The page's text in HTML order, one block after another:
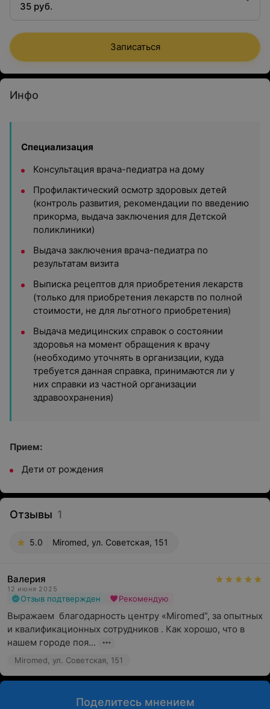
35 руб.
Записаться
Инфо
Специализация
Консультация врача-педиатра на дому
Профилактический осмотр здоровых детей
(контроль развития, рекомендации по введению
прикорма, выдача заключения для Детской
поликлиники)
Выдача заключения врача-педиатра по
результатам визита
Выписка рецептов для приобретения лекарств
(только для приобретения лекарств по полной
стоимости, не для льготного приобретения)
Выдача медицинских справок о состоянии
здоровья на момент обращения к врачу
(необходимо уточнять в организации, куда
требуется данная справка, принимаются ли у
них справки из частной организации
здравоохранения)
Прием:
Дети от рождения
Отзывы 1
5.0 Miromed, ул. Советская, 151
Валерия
12 июня 2025
Отзыв подтвержден Рекомендую
Выражаем  благодарность центру «Miromed”, за опытных
и квалификационных сотрудников . Как хорошо, что в
нашем городе поя...
Miromed, ул. Советская, 151
Поделитесь мнением